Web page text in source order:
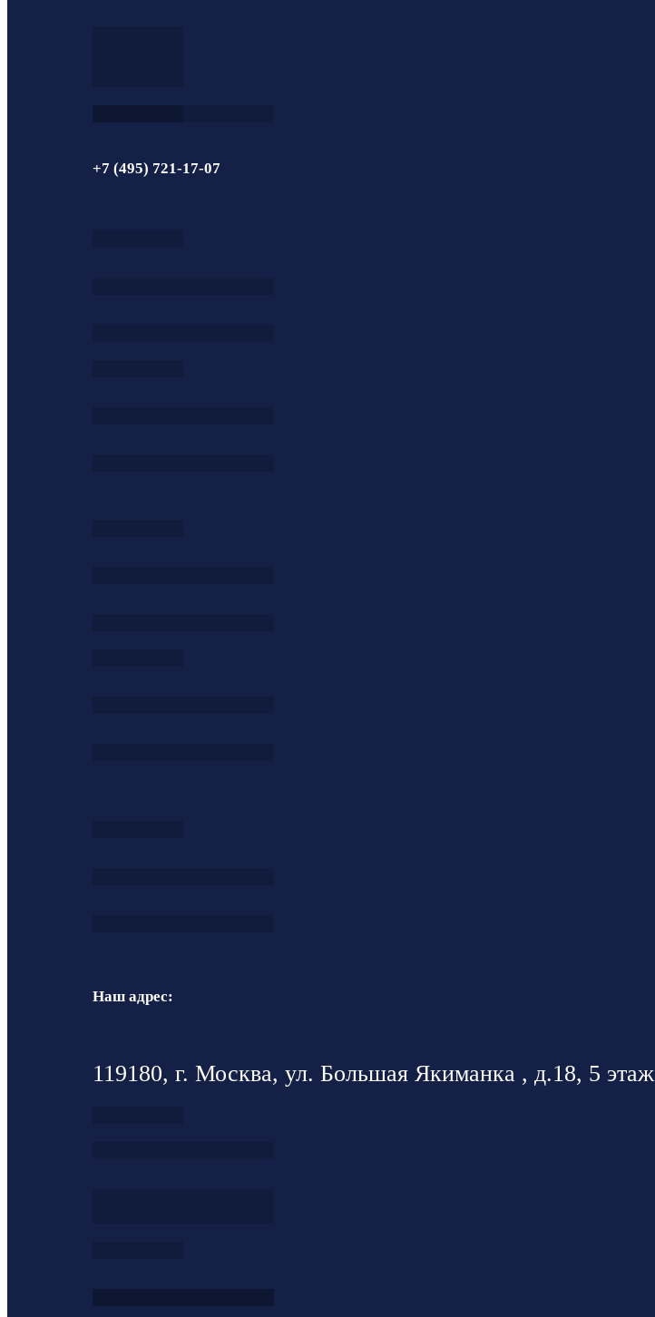
+7 (495) 721-17-07
Наш адрес:
119180, г. Москва, ул. Большая Якиманка , д.18, 5 этаж